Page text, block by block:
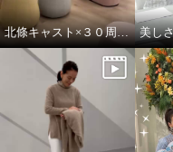
北條キャスト×３０周年タブレットにシール貼り